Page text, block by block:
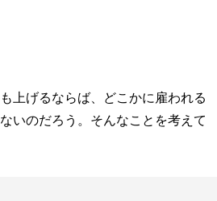
上げるならば、どこかに雇われる
いのだろう。そんなことを考えて